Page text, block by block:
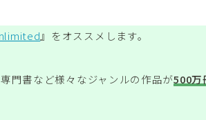
』をオススメします。
門書など様々なジャンルの作品が500万